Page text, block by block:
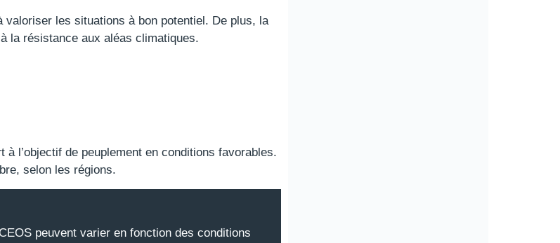
les situations à bon potentiel. De plus, la
la résistance aux aléas climatiques.
à l’objectif de peuplement en conditions favorables.
selon les régions.
peuvent varier en fonction des conditions